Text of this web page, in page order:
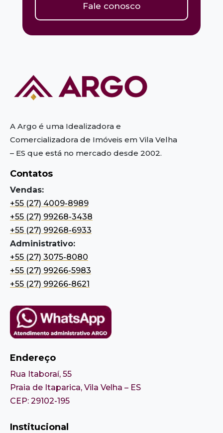
Fale conosco
A Argo é uma Idealizadora e
Comercializadora de Imóveis em Vila Velha
– ES que está no mercado desde 2002.
Contatos
Vendas:
+55 (27) 4009-8989
+55 (27) 99268-3438
+55 (27) 99268-6933
Administrativo:
+55 (27) 3075-8080
+55 (27) 99266-5983
+55 (27) 99266-8621
Endereço
Rua Itaboraí, 55
Praia de Itaparica, Vila Velha – ES
CEP: 29102-195
Institucional